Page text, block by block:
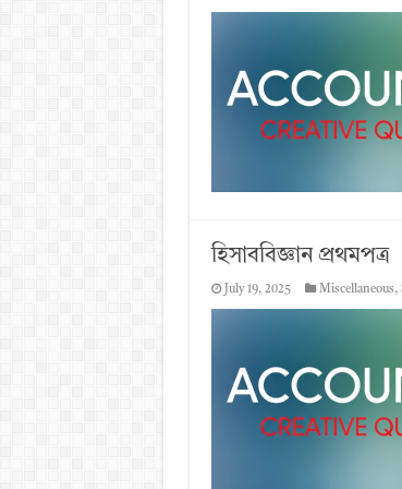
হিসাববিজ্ঞান প্রথমপত্র
July 19, 2025 Miscellaneous,